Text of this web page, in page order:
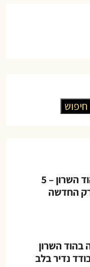
חיפוש
דירה למכירה בהוד השרון – 5
החדשה
בהוד השרון
נדיר בלב